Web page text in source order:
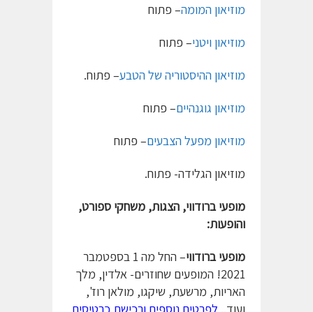
מוזיאון המומה– פתוח
מוזיאון ויטני– פתוח
מוזיאון ההיסטוריה של הטבע– פתוח.
מוזיאון גוגנהיים– פתוח
מוזיאון מפעל הצבעים– פתוח
מוזיאון הגלידה- פתוח.
מופעי ברודווי, הצגות, משחקי ספורט,
והופעות:
מופעי ברודווי
– החל מה 1 בספטמבר
2021! המופעים שחוזרים- אלדין, מלך
האריות, מרשעת, שיקגו, מולאן רוז',
ועוד.. לפרטים נוספים ורכישת כרטיסים